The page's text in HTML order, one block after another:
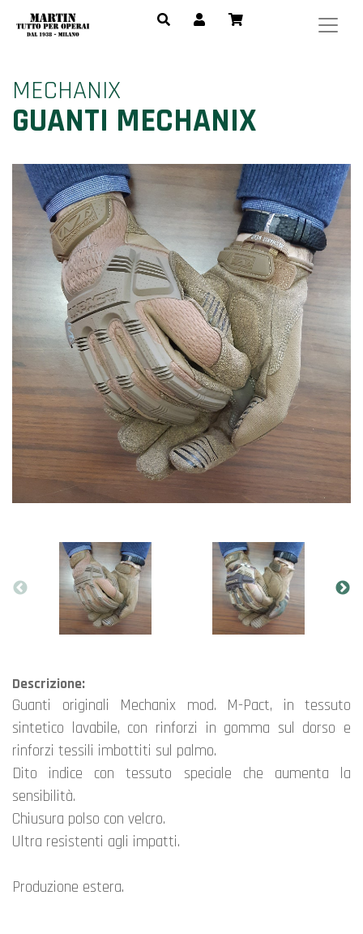
MECHANIX
GUANTI MECHANIX
Descrizione:
Guanti originali Mechanix mod. M-Pact, in tessuto
sintetico lavabile, con rinforzi in gomma sul dorso e
rinforzi tessili imbottiti sul palmo.
Dito indice con tessuto speciale che aumenta la
sensibilità.
Chiusura polso con velcro.
Ultra resistenti agli impatti.
Produzione estera.